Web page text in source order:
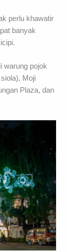
perlu khawatir
banyak
warung pojok
Moji
Plaza, dan